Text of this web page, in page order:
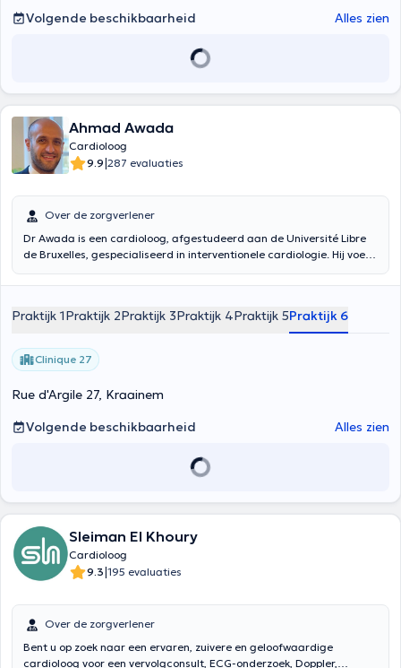
Volgende beschikbaarheid
Alles zien
Ahmad Awada
Cardioloog
9.9|287 evaluaties
Over de zorgverlener
Dr Awada is een cardioloog, afgestudeerd aan de Université Libre
de Bruxelles, gespecialiseerd in interventionele cardiologie. Hij voert
zorg. Hij biedt u een gepersonaliseerde en kwaliteitsvolle verzorging.
ook na de consultatie volgen in het management. Hij is actief op het
gebied van medisch onderzoek en bestudeert de invloed van
vervuiling op bepaalde cardiovasculaire pathologieën. Hij zal u
graag ontvangen op donderdagochtend in de Edith Cavell Kliniek in
Praktijk 1Praktijk 2Praktijk 3Praktijk 4Praktijk 5Praktijk 6
Clinique 27
Rue d'Argile 27, Kraainem
Volgende beschikbaarheid
Alles zien
Sleiman El Khoury
Cardioloog
9.3|195 evaluaties
Over de zorgverlener
Bent u op zoek naar een ervaren, zuivere en geloofwaardige
cardioloog voor een vervolgconsult, ECG-onderzoek, Doppler,